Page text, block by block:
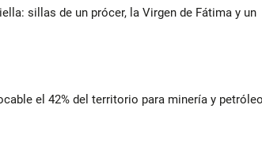
sillas de un prócer, la Virgen de Fátima y un
el 42% del territorio para minería y petróleo